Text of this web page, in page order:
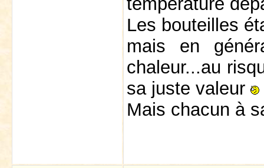
Les bouteilles
mais en
chaleur...au
sa juste valeur
Mais chacun à